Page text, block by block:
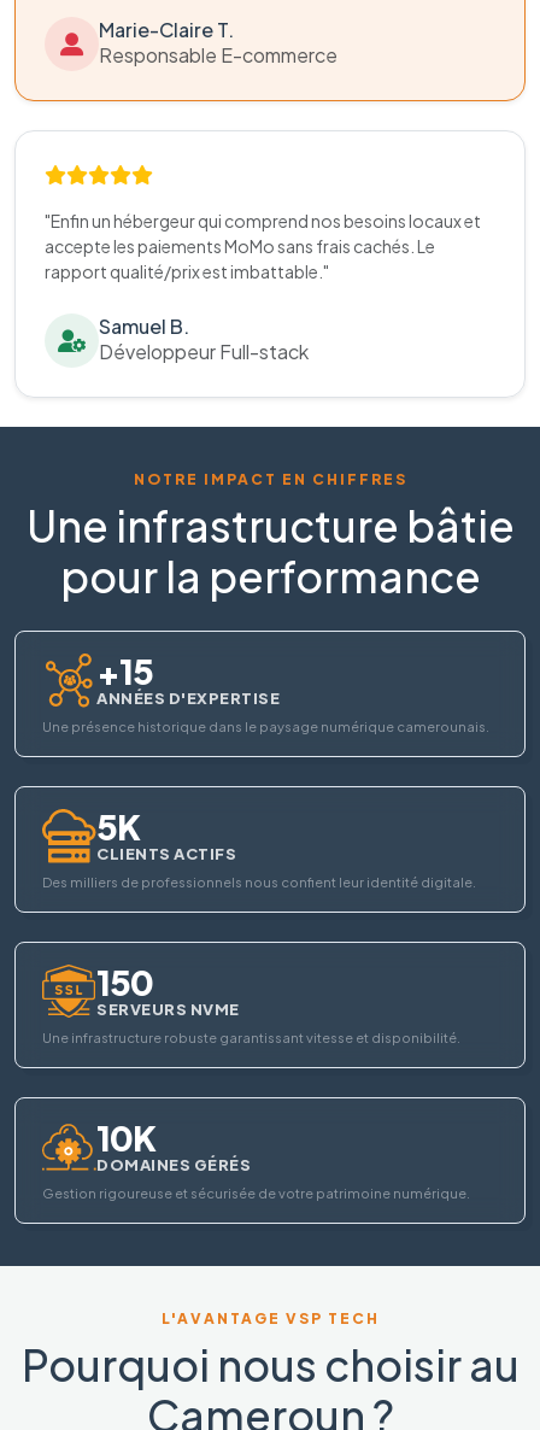
Marie-Claire T.
Responsable E-commerce
"Enfin un hébergeur qui comprend nos besoins locaux et
accepte les paiements MoMo sans frais cachés. Le
rapport qualité/prix est imbattable."
Samuel B.
Développeur Full-stack
NOTRE IMPACT EN CHIFFRES
Une infrastructure bâtie
pour la performance
+15
ANNÉES D'EXPERTISE
Une présence historique dans le paysage numérique camerounais.
5K
CLIENTS ACTIFS
Des milliers de professionnels nous confient leur identité digitale.
150
SERVEURS NVME
Une infrastructure robuste garantissant vitesse et disponibilité.
10K
DOMAINES GÉRÉS
Gestion rigoureuse et sécurisée de votre patrimoine numérique.
L'AVANTAGE VSP TECH
Pourquoi nous choisir au
Cameroun ?